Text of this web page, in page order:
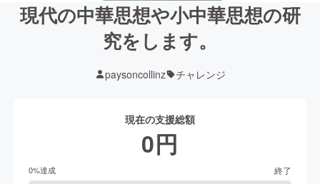
現代の中華思想や小中華思想の研
究をします。
paysoncollinz チャレンジ
現在の支援総額
0円
0%達成 終了